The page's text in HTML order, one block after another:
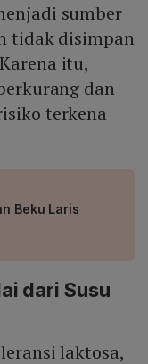
sumber
tidak disimpan
itu,
dan
terkena
Beku Laris
dari Susu
laktosa,